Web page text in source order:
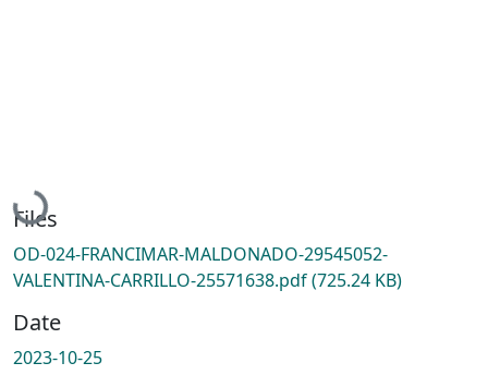
Loading...
Files
OD-024-FRANCIMAR-MALDONADO-29545052-
VALENTINA-CARRILLO-25571638.pdf(725.24 KB)
Date
2023-10-25